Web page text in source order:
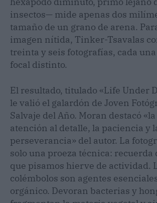
insectos— mide apenas dos
tamaño de un grano de arena.
imagen nítida, Tinker-Tsavalas
treinta y seis fotografías, cada
focal distinto.
El resultado, titulado «Life Under
le valió el galardón de Joven
Salvaje del Año. Moran destacó
atención al detalle, la paciencia y
perseverancia» del autor. La
solo una proeza técnica: recuerda
que pisamos hierve de actividad.
colémbolos son agentes
orgánico. Devoran bacterias y